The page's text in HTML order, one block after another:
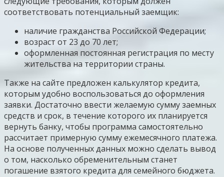
соответствовать потенциальный заемщик:
наличие гражданства Российской Федерации;
возраст от 23 до 70 лет;
оформленная постоянная регистрация по месту
жительства на территории страны.
Также на сайте предложен калькулятор кредита,
которым удобно воспользоваться до оформления
заявки. Достаточно ввести желаемую сумму заемных
средств и срок, в течение которого их планируется
вернуть банку, чтобы программа самостоятельно
рассчитает примерную сумму ежемесячного платежа.
На основе полученных данных можно сделать вывод
о том, насколько обременительным станет
погашение взятого кредита для семейного бюджета.